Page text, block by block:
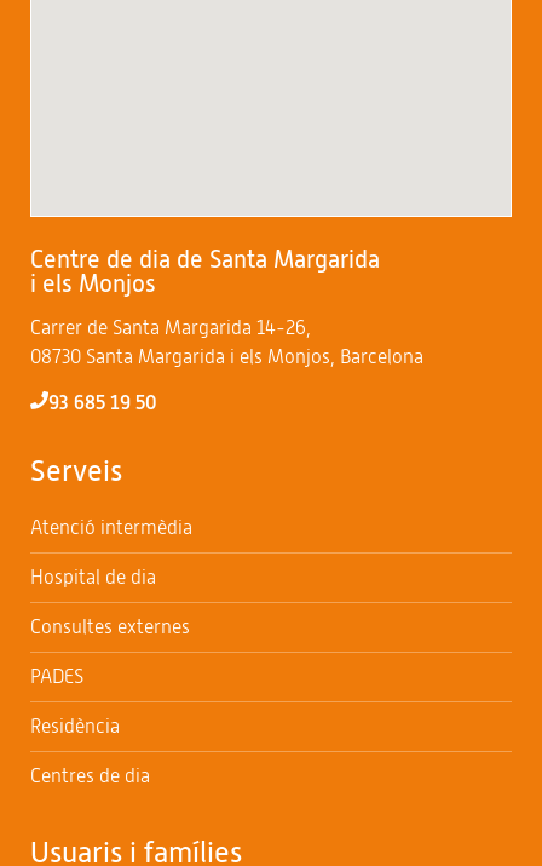
Centre de dia de Santa Margarida
i els Monjos
Carrer de Santa Margarida 14-26,
08730 Santa Margarida i els Monjos, Barcelona
93 685 19 50
Serveis
Atenció intermèdia
Hospital de dia
Consultes externes
PADES
Residència
Centres de dia
Usuaris i famílies